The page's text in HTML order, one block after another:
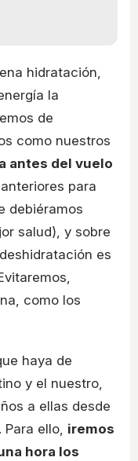
hidratación,
la
de
como nuestros
antes del vuelo
para
debiéramos
salud), y sobre
es
como los
haya de
y el nuestro,
a ellas desde
Para ello, iremos
hora los